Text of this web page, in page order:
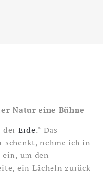
Natur eine Bühne
der Erde.“ Das
schenkt, nehme ich in
ein, um den
ein Lächeln zurück